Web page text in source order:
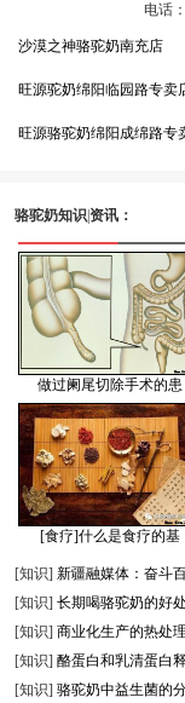
电话：
沙漠之神骆驼奶南充店
旺源驼奶绵阳临园路专卖
旺源骆驼奶绵阳成绵路专
骆驼奶知识 资讯：
做过阑尾切除手术的患
[食疗]什么是食疗的基
[知识] 新疆融媒体：奋斗
[知识] 长期喝骆驼奶的好
[知识] 商业化生产的热处
[知识] 酪蛋白和乳清蛋白
[知识] 骆驼奶中益生菌的